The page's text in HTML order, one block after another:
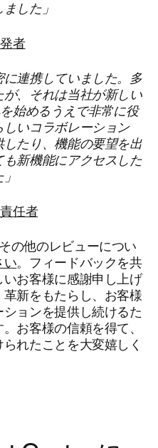
した」
者
に連携していました。多
が、それは当社が新しい
始めるうえで非常に役
しいコラボレーション
たり、機能の要望を出
も新機能にアクセスした
任者
の他のレビューについ
い。フィードバックを共
お客様に感謝申し上げ
新をもたらし、お客様
ョンを提供し続けるた
お客様の信頼を得て、
れたことを大変嬉しく